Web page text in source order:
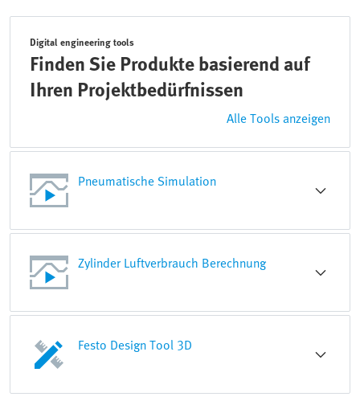
Digital engineering tools
Finden Sie Produkte basierend auf
Ihren Projektbedürfnissen
Alle Tools anzeigen
Pneumatische Simulation
Zylinder Luftverbrauch Berechnung
Festo Design Tool 3D